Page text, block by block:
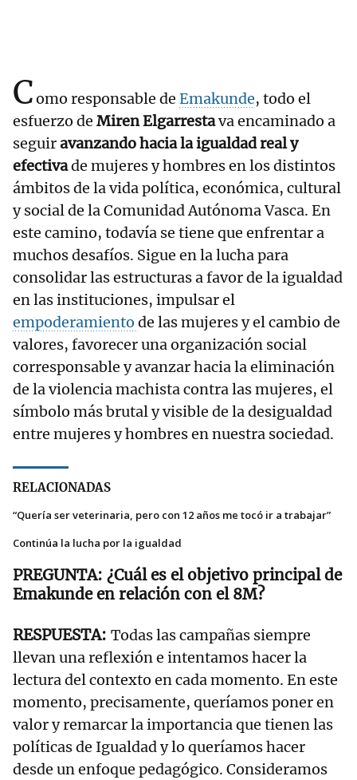
Como responsable de Emakunde, todo el
esfuerzo de Miren Elgarrestava encaminado a
seguiravanzando hacia la igualdad real y
efectivade mujeres y hombres en los distintos
ámbitos de la vida política, económica, cultural
y social de la Comunidad Autónoma Vasca. En
este camino, todavía se tiene que enfrentar a
muchos desafíos. Sigue en la lucha para
consolidar las estructuras a favor de la igualdad
en las instituciones, impulsar el
empoderamiento de las mujeres y el cambio de
valores, favorecer una organización social
corresponsable y avanzar hacia la eliminación
de la violencia machista contra las mujeres, el
símbolo más brutal y visible de la desigualdad
entre mujeres y hombres en nuestra sociedad.
RELACIONADAS
“Quería ser veterinaria, pero con 12 años me tocó ir a trabajar”
Continúa la lucha por la igualdad
¿Cuál es el objetivo principal de
Emakunde en relación con el 8M?
Todas las campañas siempre
llevan una reflexión e intentamos hacer la
lectura del contexto en cada momento. En este
momento, precisamente, queríamos poner en
valor y remarcar la importancia que tienen las
políticas de Igualdad y lo queríamos hacer
desde un enfoque pedagógico. Consideramos